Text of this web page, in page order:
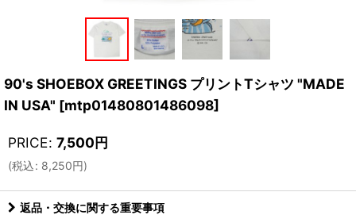
90's SHOEBOX GREETINGS プリントTシャツ "MADE
IN USA" [mtp01480801486098]
PRICE: 7,500円
(税込: 8,250円)
返品・交換に関する重要事項